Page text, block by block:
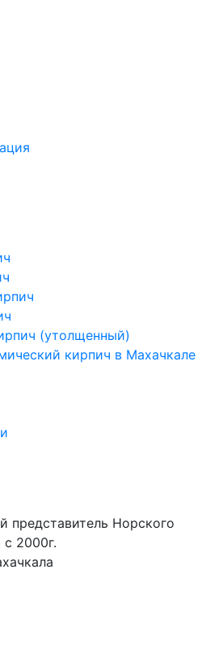
(утолщенный)
кирпич в Махачкале
представитель Норского
2000г.